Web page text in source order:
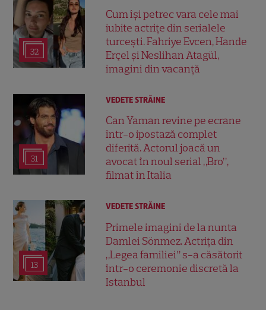
32
Cum își petrec vara cele mai
iubite actrițe din serialele
turcești. Fahriye Evcen, Hande
Erçel și Neslihan Atagül,
imagini din vacanță
31
VEDETE STRĂINE
Can Yaman revine pe ecrane
într-o ipostază complet
diferită. Actorul joacă un
avocat în noul serial „Bro”,
filmat în Italia
13
VEDETE STRĂINE
Primele imagini de la nunta
Damlei Sönmez. Actrița din
„Legea familiei” s-a căsătorit
într-o ceremonie discretă la
Istanbul